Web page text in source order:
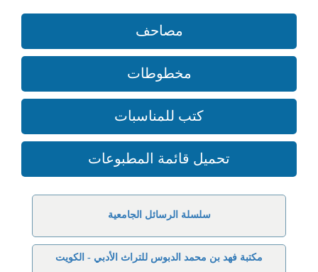
مصاحف
مخطوطات
كتب للمناسبات
تحميل قائمة المطبوعات
سلسلة الرسائل الجامعية
مكتبة فهد بن محمد الدبوس للتراث الأدبي - الكويت